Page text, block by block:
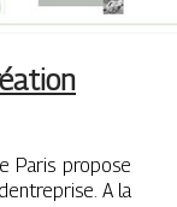
Paris propose
A la